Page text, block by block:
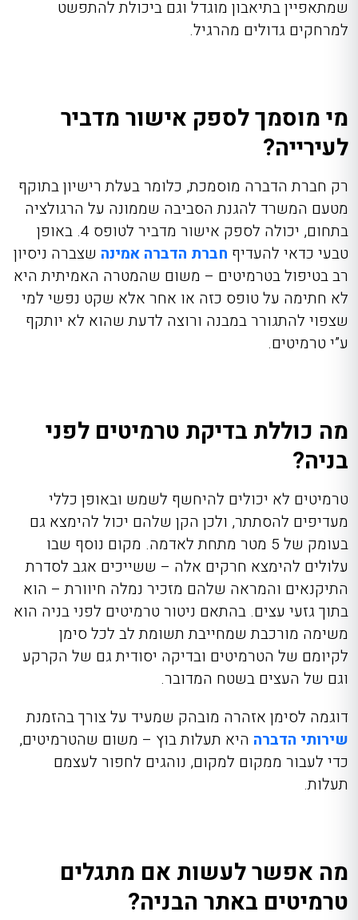
שמתאפיין בתיאבון מוגדל וגם ביכולת להתפשט
למרחקים גדולים מהרגיל.
מי מוסמך לספק אישור מדביר
לעירייה?
רק חברת הדברה מוסמכת, כלומר בעלת רישיון בתוקף
מטעם המשרד להגנת הסביבה שממונה על הרגולציה
בתחום, יכולה לספק אישור מדביר לטופס 4. באופן
טבעי כדאי להעדיף חברת הדברה אמינה שצברה ניסיון
רב בטיפול בטרמיטים – משום שהמטרה האמיתית היא
לא חתימה על טופס כזה או אחר אלא שקט נפשי למי
שצפוי להתגורר במבנה ורוצה לדעת שהוא לא יותקף
ע”י טרמיטים.
מה כוללת בדיקת טרמיטים לפני
בניה?
טרמיטים לא יכולים להיחשף לשמש ובאופן כללי
מעדיפים להסתתר, ולכן הקן שלהם יכול להימצא גם
בעומק של 5 מטר מתחת לאדמה. מקום נוסף שבו
עלולים להימצא חרקים אלה – ששייכים אגב לסדרת
התיקנאים והמראה שלהם מזכיר נמלה חיוורת – הוא
בתוך גזעי עצים. בהתאם ניטור טרמיטים לפני בניה הוא
משימה מורכבת שמחייבת תשומת לב לכל סימן
לקיומם של הטרמיטים ובדיקה יסודית גם של הקרקע
וגם של העצים בשטח המדובר.
דוגמה לסימן אזהרה מובהק שמעיד על צורך בהזמנת
שירותי הדברה היא תעלות בוץ – משום שהטרמיטים,
כדי לעבור ממקום למקום, נוהגים לחפור לעצמם
תעלות.
מה אפשר לעשות אם מתגלים
טרמיטים באתר הבניה?